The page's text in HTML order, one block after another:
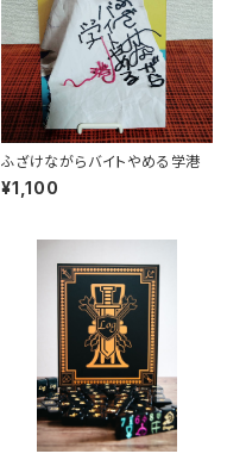
ふざけながらバイトやめる学港
¥1,100